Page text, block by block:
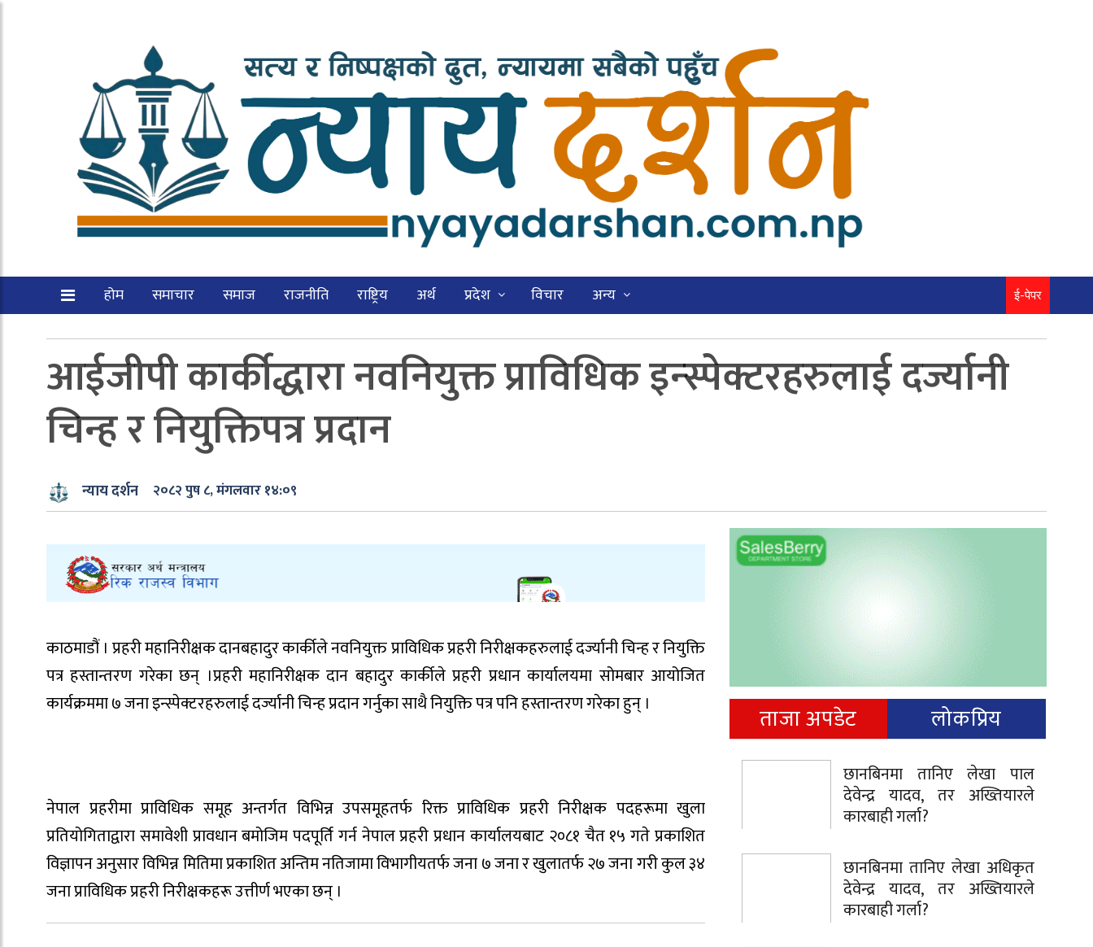
होम समाचार समाज राजनीति राष्ट्रिय अर्थ प्रदेश विचार अन्य ई-पेपर
आईजीपी कार्कीद्धारा नवनियुक्त प्राविधिक इन्स्पेक्टरहरुलाई दर्ज्यानी
चिन्ह र नियुक्तिपत्र प्रदान
न्याय दर्शन २०८२ पुष ८, मंगलवार १४:०९
काठमाडौं । प्रहरी महानिरीक्षक दानबहादुर कार्कीले नवनियुक्त प्राविधिक प्रहरी निरीक्षकहरुलाई दर्ज्यानी चिन्ह र नियुक्ति
पत्र हस्तान्तरण गरेका छन् ।प्रहरी महानिरीक्षक दान बहादुर कार्कीले प्रहरी प्रधान कार्यालयमा सोमबार आयोजित
कार्यक्रममा ७ जना इन्स्पेक्टरहरुलाई दर्ज्यानी चिन्ह प्रदान गर्नुका साथै नियुक्ति पत्र पनि हस्तान्तरण गरेका हुन् ।
नेपाल प्रहरीमा प्राविधिक समूह अन्तर्गत विभिन्न उपसमूहतर्फ रिक्त प्राविधिक प्रहरी निरीक्षक पदहरूमा खुला
प्रतियोगिताद्वारा समावेशी प्रावधान बमोजिम पदपूर्ति गर्न नेपाल प्रहरी प्रधान कार्यालयबाट २०८१ चैत १५ गते प्रकाशित
विज्ञापन अनुसार विभिन्न मितिमा प्रकाशित अन्तिम नतिजामा विभागीयतर्फ जना ७ जना र खुलातर्फ २७ जना गरी कुल ३४
जना प्राविधिक प्रहरी निरीक्षकहरू उत्तीर्ण भएका छन् ।
ताजा अपडेट लोकप्रिय
छानबिनमा तानिए लेखा पाल
देवेन्द्र यादव, तर अख्तियारले
कारबाही गर्ला?
छानबिनमा तानिए लेखा अधिकृत
देवेन्द्र यादव, तर अख्तियारले
कारबाही गर्ला?